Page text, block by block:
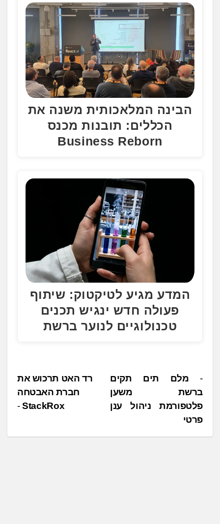
הבינה המלאכותית משנה את
הכללים: תובנות מכנס
Business Reborn
המדע מגיע לטיקטוק: שיתוף
פעולה חדש ינגיש תכנים
טכנולוגיים לנוער ברשת
נ
י
ו
רד האט תרכוש את
חברת האבטחה
‏StackRox
מלם תים תקים
ברשת משען
פלטפורמת ניהול ענן
פרטי